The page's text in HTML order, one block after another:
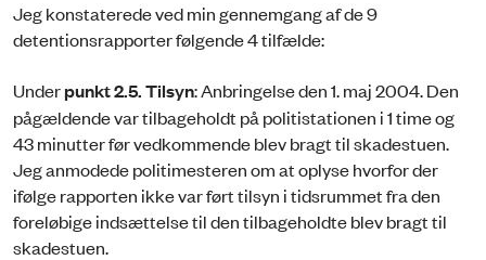
Jeg konstaterede ved min gennemgang af de 9
detentionsrapporter følgende 4 tilfælde:
Underpunkt 2.5. Tilsyn: Anbringelse den 1. maj 2004. Den
pågældende var tilbageholdt på politistationen i 1 time og
43 minutter før vedkommende blev bragt til skadestuen.
Jeg anmodede politimesteren om at oplyse hvorfor der
ifølge rapporten ikke var ført tilsyn i tidsrummet fra den
foreløbige indsættelse til den tilbageholdte blev bragt til
skadestuen.